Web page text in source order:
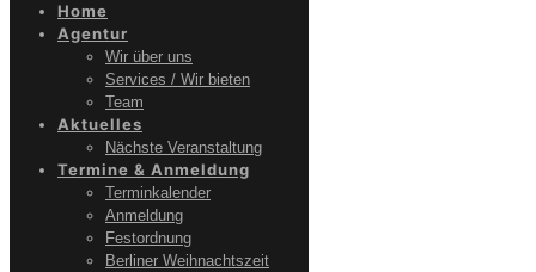
Home
Agentur
Wir über uns
Services / Wir bieten
Team
Aktuelles
Nächste Veranstaltung
Termine & Anmeldung
Terminkalender
Anmeldung
Festordnung
Berliner Weihnachtszeit